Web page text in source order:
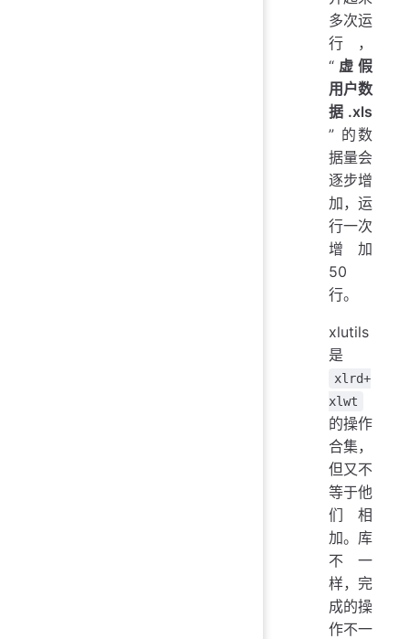
多次运
行，
“ 虚假
用户数
据.xls
” 的数
据量会
逐步增
加，运
行一次
增加
50
行。
xlutils
是
xlrd+
xlwt
的操作
合集，
但又不
等于他
们相
加。库
不一
样，完
成的操
作不一